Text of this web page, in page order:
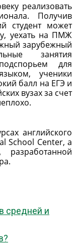
реализовать
Получив
студент может
уехать на ПМЖ
зарубежный
занятия
для
ученики
балл на ЕГЭ и
вузах за счет
английского
School Center, а
разработанной
средней и